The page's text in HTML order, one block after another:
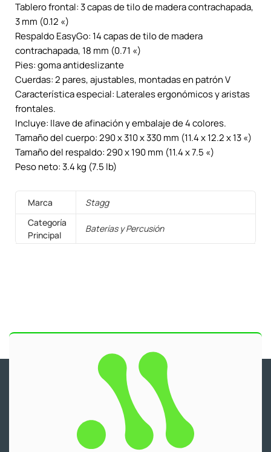
Tablero frontal: 3 capas de tilo de madera contrachapada,
3 mm (0.12 «)
Respaldo EasyGo: 14 capas de tilo de madera
contrachapada, 18 mm (0.71 «)
Pies: goma antideslizante
Cuerdas: 2 pares, ajustables, montadas en patrón V
Característica especial: Laterales ergonómicos y aristas
frontales.
Incluye: llave de afinación y embalaje de 4 colores.
Tamaño del cuerpo: 290 x 310 x 330 mm (11.4 x 12.2 x 13 «)
Tamaño del respaldo: 290 x 190 mm (11.4 x 7.5 «)
Peso neto: 3.4 kg (7.5 lb)
Marca
Stagg
Categoría
Principal
Baterías y Percusión